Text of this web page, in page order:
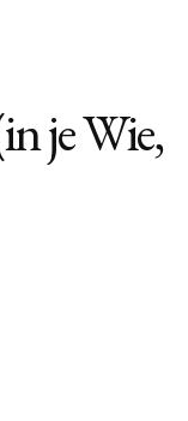
je Wie,